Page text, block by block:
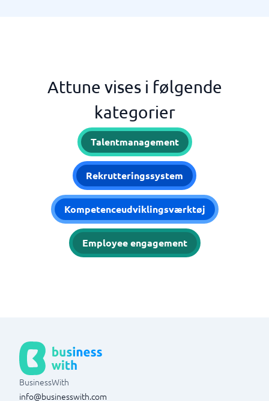
Attune vises i følgende
kategorier
Talentmanagement
Rekrutteringssystem
Kompetenceudviklingsværktøj
Employee engagement
BusinessWith
info@businesswith.com